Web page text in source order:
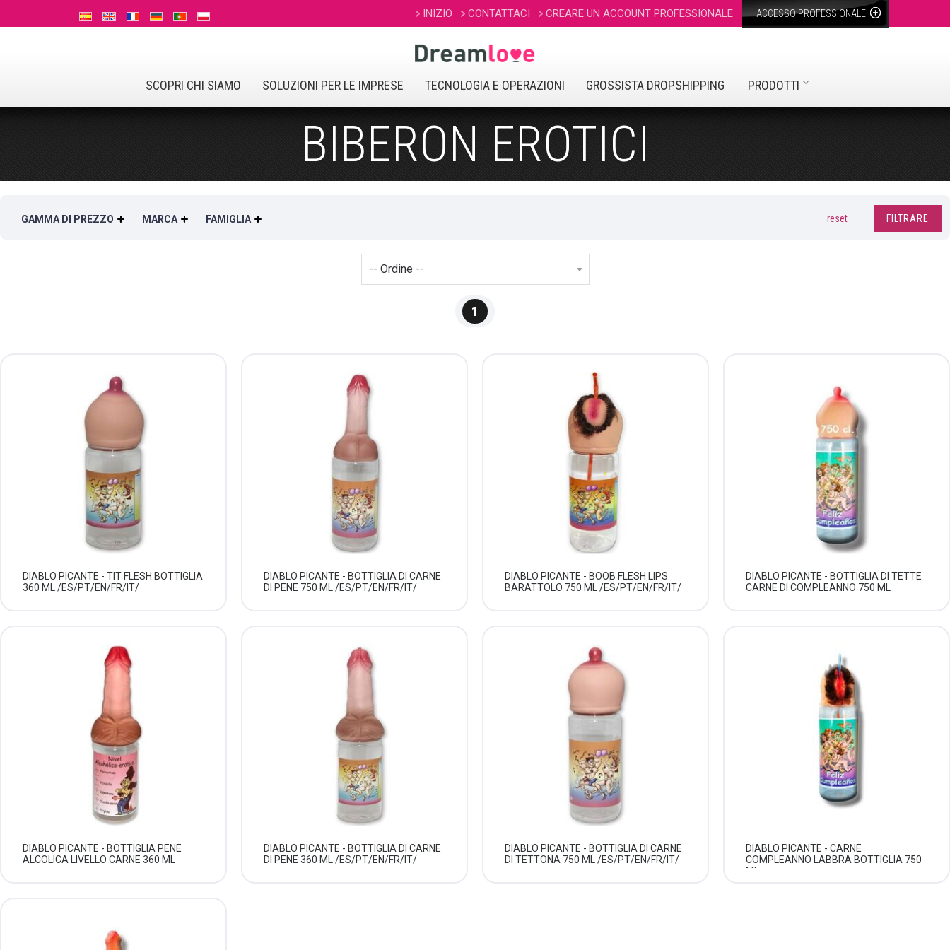
ACCESSO PROFESSIONALE
INIZIO CONTATTACI CREARE UN ACCOUNT PROFESSIONALE
SCOPRI CHI SIAMO SOLUZIONI PER LE IMPRESE TECNOLOGIA E OPERAZIONI GROSSISTA DROPSHIPPING PRODOTTI
BIBERON EROTICI
GAMMA DI PREZZO MARCA FAMIGLIA
1
DIABLO PICANTE - TIT FLESH BOTTIGLIA
360 ML /ES/PT/EN/FR/IT/
DIABLO PICANTE - BOTTIGLIA DI CARNE
DI PENE 750 ML /ES/PT/EN/FR/IT/
DIABLO PICANTE - BOOB FLESH LIPS
BARATTOLO 750 ML /ES/PT/EN/FR/IT/
DIABLO PICANTE - BOTTIGLIA DI TETTE
CARNE DI COMPLEANNO 750 ML
DIABLO PICANTE - BOTTIGLIA PENE
ALCOLICA LIVELLO CARNE 360 ML
DIABLO PICANTE - BOTTIGLIA DI CARNE
DI PENE 360 ML /ES/PT/EN/FR/IT/
DIABLO PICANTE - BOTTIGLIA DI CARNE
DI TETTONA 750 ML /ES/PT/EN/FR/IT/
DIABLO PICANTE - CARNE
COMPLEANNO LABBRA BOTTIGLIA 750
ML